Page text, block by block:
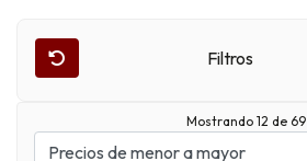
Filtros
Mostrando 12 de 69